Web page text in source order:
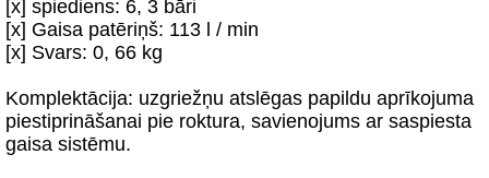
[x] spiediens: 6, 3 bāri
[x] Gaisa patēriņš: 113 l / min
[x] Svars: 0, 66 kg
Komplektācija: uzgriežņu atslēgas papildu aprīkojuma
piestiprināšanai pie roktura, savienojums ar saspiesta
gaisa sistēmu.